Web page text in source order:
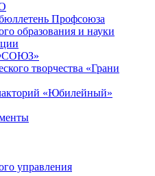
Профсоюза
образования и науки
творчества «Грани
«Юбилейный»
управления